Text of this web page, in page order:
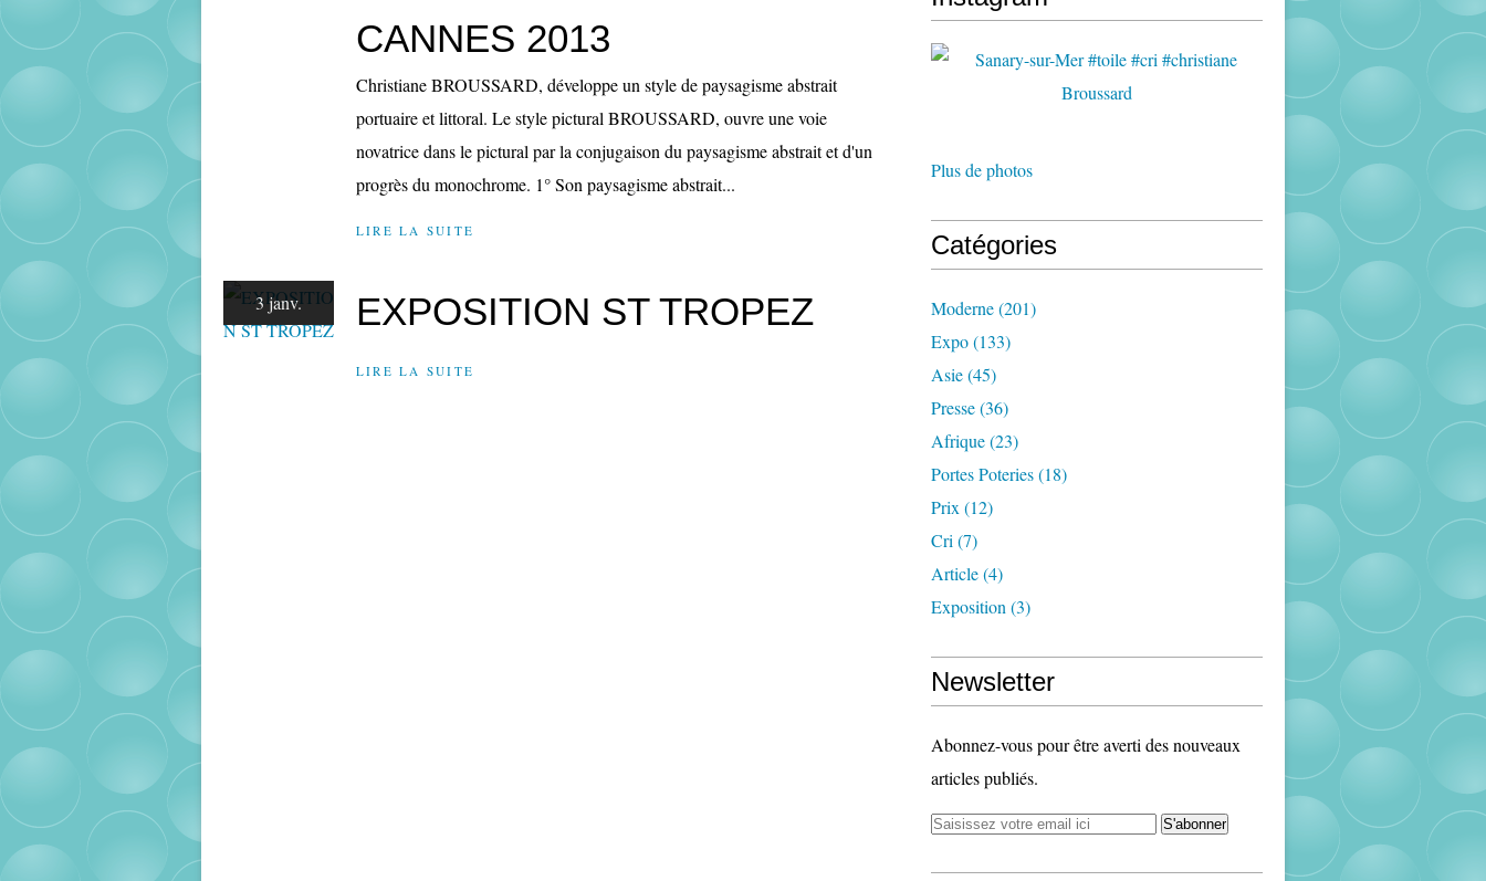
CANNES 2013
Christiane BROUSSARD, développe un style de paysagisme abstrait
portuaire et littoral. Le style pictural BROUSSARD, ouvre une voie
novatrice dans le pictural par la conjugaison du paysagisme abstrait et d'un
progrès du monochrome. 1° Son paysagisme abstrait...
LIRE LA SUITE
3 janv. EXPOSITION ST TROPEZ
LIRE LA SUITE
Plus de photos
Catégories
Moderne(201)
Expo(133)
Asie(45)
Presse(36)
Afrique(23)
Portes Poteries(18)
Prix (12)
Cri (7)
Article(4)
Exposition (3)
Newsletter
Abonnez-vous pour être averti des nouveaux
articles publiés.